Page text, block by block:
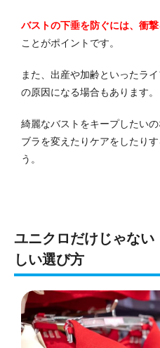
バストの下垂を防ぐには、衝
ことがポイントです。
また、出産や加齢といったラ
の原因になる場合もあります。
綺麗なバストをキープしたい
ブラを変えたりケアをしたり
う。
ユニクロだけじゃな
しい選び方